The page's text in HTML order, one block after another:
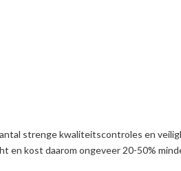
strenge kwaliteitscontroles en
kost daarom ongeveer 20-50%